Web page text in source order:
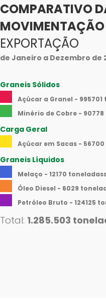
COMPARATIVO
MOVIMENTAÇÃO
EXPORTAÇÃO
de Janeiro a Dezembro de
Graneis Sólidos
Açúcar a Granel -
Minério de Cobre -
Carga Geral
Açúcar em Sacas -
Graneis Líquidos
Melaço - 12170
Óleo Diesel - 6029
Petróleo Bruto - 124125
Total: 1.285.503